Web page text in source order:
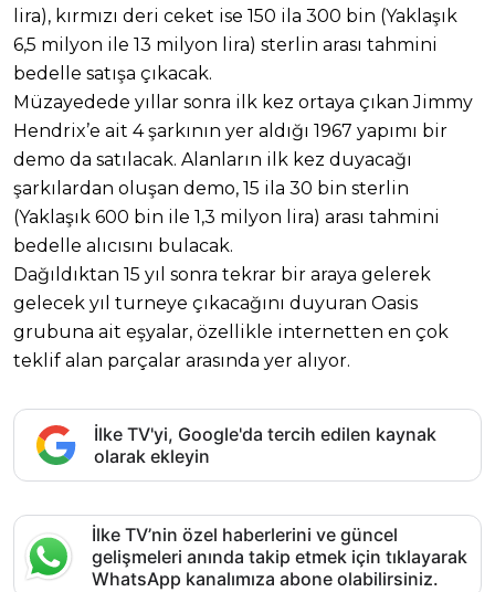
lira), kırmızı deri ceket ise 150 ila 300 bin (Yaklaşık
6,5 milyon ile 13 milyon lira) sterlin arası tahmini
bedelle satışa çıkacak.
Müzayedede yıllar sonra ilk kez ortaya çıkan Jimmy
Hendrix’e ait 4 şarkının yer aldığı 1967 yapımı bir
demo da satılacak. Alanların ilk kez duyacağı
şarkılardan oluşan demo, 15 ila 30 bin sterlin
(Yaklaşık 600 bin ile 1,3 milyon lira) arası tahmini
bedelle alıcısını bulacak.
Dağıldıktan 15 yıl sonra tekrar bir araya gelerek
gelecek yıl turneye çıkacağını duyuran Oasis
grubuna ait eşyalar, özellikle internetten en çok
teklif alan parçalar arasında yer alıyor.
İlke TV'yi, Google'da tercih edilen kaynak
olarak ekleyin
İlke TV’nin özel haberlerini ve güncel
gelişmeleri anında takip etmek için tıklayarak
WhatsApp kanalımıza abone olabilirsiniz.